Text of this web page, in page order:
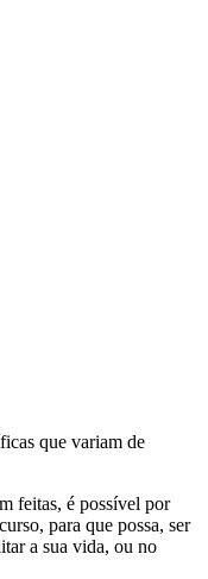
que variam de
feitas, é possível por
para que possa, ser
a sua vida, ou no